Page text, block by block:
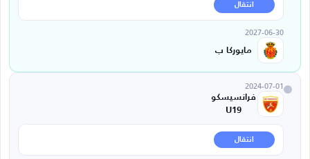
انتقال
2027-06-30
مايوركا ب
2024-07-01
فرانسيسكو
U19
انتقال